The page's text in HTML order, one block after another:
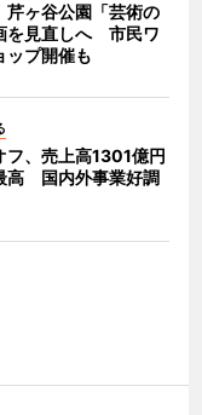
芹ヶ谷公園「芸術の
を見直しへ 市民ワ
ップ開催も
フ、売上高1301億円
高 国内外事業好調